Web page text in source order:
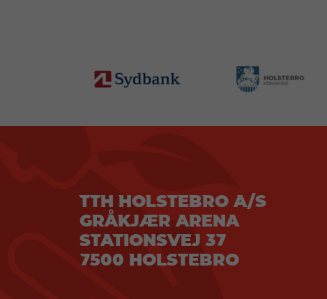
TTH HOLSTEBRO A/S
GRÅKJÆR ARENA
STATIONSVEJ 37
7500 HOLSTEBRO